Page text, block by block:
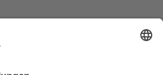
Millionen Dollar und treibt
Luftinfrastruktur voran